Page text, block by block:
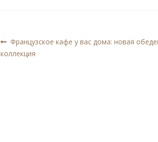
Навигация
по
Предыдущая
запись:
Французское кафе у вас дома: новая
коллекция